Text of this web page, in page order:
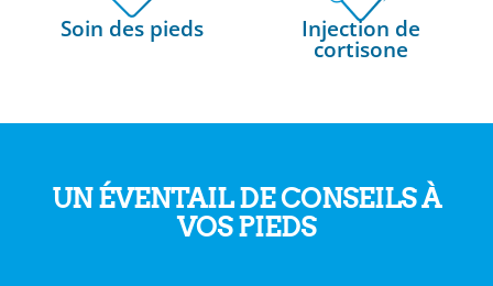
Soin des pieds Injection de
cortisone
UN ÉVENTAIL DE CONSEILS À
VOS PIEDS